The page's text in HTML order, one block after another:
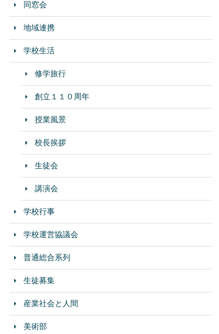
同窓会
地域連携
学校生活
修学旅行
創立１１０周年
授業風景
校長挨拶
生徒会
講演会
学校行事
学校運営協議会
普通総合系列
生徒募集
産業社会と人間
美術部